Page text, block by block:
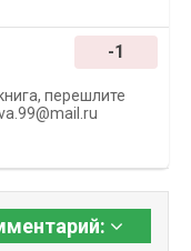
-1
перешлите